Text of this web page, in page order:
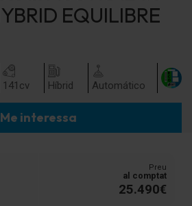
EQUILIBRE
141 cv Híbrid Automático
Me interessa
Preu
al comptat
25.490€